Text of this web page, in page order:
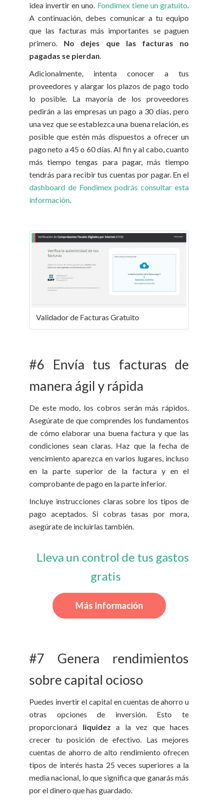
idea invertir en uno. Fondimex tiene un gratuito.
A continuación, debes comunicar a tu equipo
que las facturas más importantes se paguen
primero. No dejes que las facturas no
pagadas se pierdan.
Adicionalmente, intenta conocer a tus
proveedores y alargar los plazos de pago todo
lo posible. La mayoría de los proveedores
pedirán a las empresas un pago a 30 días, pero
una vez que se establezca una buena relación, es
posible que estén más dispuestos a ofrecer un
pago neto a 45 o 60 días. Al fin y al cabo, cuanto
más tiempo tengas para pagar, más tiempo
tendrás para recibir tus cuentas por pagar. En el
dashboard de Fondimex podrás consultar esta
información.
Validador de Facturas Gratuito
#6 Envía tus facturas de
manera ágil y rápida
De este modo, los cobros serán más rápidos.
Asegúrate de que comprendes los fundamentos
de cómo elaborar una buena factura y que las
condiciones sean claras. Haz que la fecha de
vencimiento aparezca en varios lugares, incluso
en la parte superior de la factura y en el
comprobante de pago en la parte inferior.
Incluye instrucciones claras sobre los tipos de
pago aceptados. Si cobras tasas por mora,
asegúrate de incluirlas también.
Lleva un control de tus gastos
gratis
Más Información
#7 Genera rendimientos
sobre capital ocioso
Puedes invertir el capital en cuentas de ahorro u
otras opciones de inversión. Esto te
proporcionará liquidez a la vez que haces
crecer tu posición de efectivo. Las mejores
cuentas de ahorro de alto rendimiento ofrecen
tipos de interés hasta 25 veces superiores a la
media nacional, lo que significa que ganarás más
por el dinero que has guardado.